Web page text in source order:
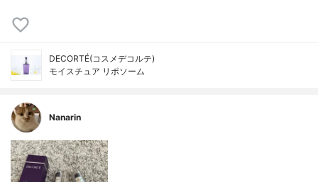
DECORTÉ(コスメデコルテ)
モイスチュア リポソーム
Nanarin